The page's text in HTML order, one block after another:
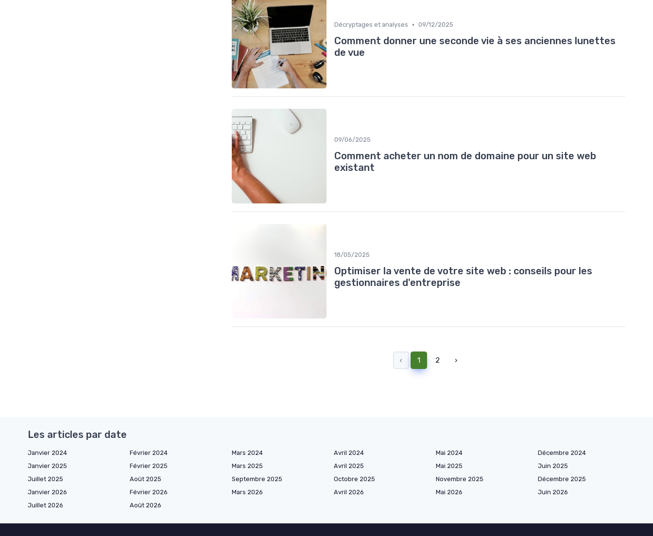
Décryptages et analyses • 09/12/2025
Comment donner une seconde vie à ses anciennes lunettes
de vue
09/06/2025
Comment acheter un nom de domaine pour un site web
existant
18/05/2025
Optimiser la vente de votre site web : conseils pour les
gestionnaires d'entreprise
‹ 1 2 ›
Les articles par date
Janvier 2024 Février 2024 Mars 2024 Avril 2024 Mai 2024
Décembre 2024
Janvier 2025
Février 2025 Mars 2025 Avril 2025 Mai 2025
Juin 2025
Juillet 2025
Août 2025 Septembre 2025 Octobre 2025 Novembre 2025
Décembre 2025
Janvier 2026
Février 2026 Mars 2026 Avril 2026 Mai 2026
Juin 2026
Juillet 2026
Août 2026